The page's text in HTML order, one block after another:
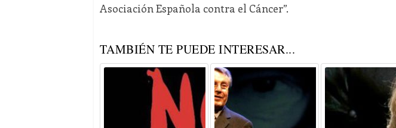
Asociación Española contra el Cáncer”.
TAMBIÉN TE PUEDE INTERESAR...